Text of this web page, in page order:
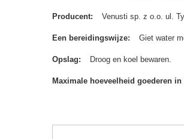
Producent Venusti sp. z o.o. ul.
Een bereidingswijze Giet water
Opslag Droog en koel bewaren.
Maximale hoeveelheid goederen